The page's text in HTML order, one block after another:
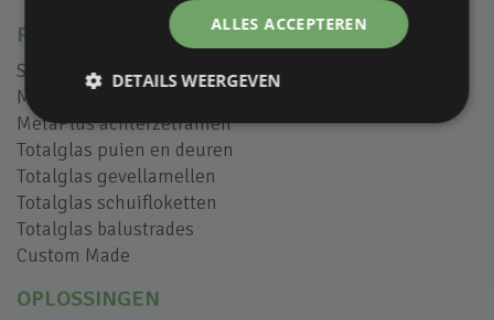
PRODUCTEN
SilentAir geluidsschermen
M-view balkonbeglazing
MetaPlus achterzetramen
Totalglas puien en deuren
Totalglas gevellamellen
Totalglas schuifloketten
Totalglas balustrades
Custom Made
OPLOSSINGEN
ALLES ACCEPTEREN
DETAILS WEERGEVEN